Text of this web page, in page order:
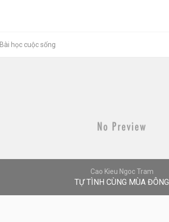
Bài học cuộc sống
Cao Kieu Ngoc Tram
TỰ TÌNH CÙNG MÙA ĐÔNG